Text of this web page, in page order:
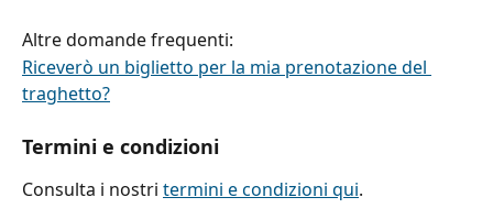
Altre domande frequenti:
Riceverò un biglietto per la mia prenotazione del
traghetto?
Termini e condizioni
Consulta i nostri termini e condizioni qui.